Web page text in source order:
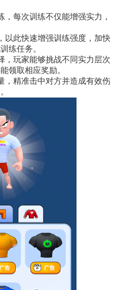
每次训练不仅能增强实力，
以此快速增强训练强度，加快
练任务。
，玩家能够挑战不同实力层次
领取相应奖励。
，精准击中对方并造成有效伤